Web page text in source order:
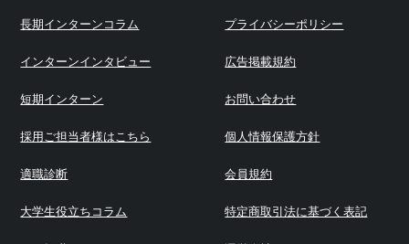
長期インターンコラム
インターンインタビュー
短期インターン
採用ご担当者様はこちら
適職診断
大学生役立ちコラム
プライバシーポリシー
広告掲載規約
お問い合わせ
個人情報保護方針
会員規約
特定商取引法に基づく表記